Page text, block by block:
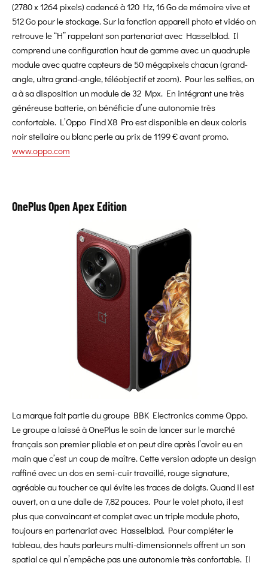
(2780 x 1264 pixels) cadencé à 120 Hz, 16 Go de mémoire vive et
512 Go pour le stockage. Sur la fonction appareil photo et vidéo on
retrouve le “H” rappelant son partenariat avec Hasselblad. Il
comprend une configuration haut de gamme avec un quadruple
module avec quatre capteurs de 50 mégapixels chacun (grand-
angle, ultra grand-angle, téléobjectif et zoom). Pour les selfies, on
a à sa disposition un module de 32 Mpx. En intégrant une très
généreuse batterie, on bénéficie d’une autonomie très
confortable. L’Oppo Find X8 Pro est disponible en deux coloris
noir stellaire ou blanc perle au prix de 1199 € avant promo.
www.oppo.com
OnePlus Open Apex Edition
La marque fait partie du groupe BBK Electronics comme Oppo.
Le groupe a laissé à OnePlus le soin de lancer sur le marché
français son premier pliable et on peut dire après l’avoir eu en
main que c’est un coup de maître. Cette version adopte un design
raffiné avec un dos en semi-cuir travaillé, rouge signature,
agréable au toucher ce qui évite les traces de doigts. Quand il est
ouvert, on a une dalle de 7,82 pouces. Pour le volet photo, il est
plus que convaincant et complet avec un triple module photo,
toujours en partenariat avec Hasselblad. Pour compléter le
tableau, des hauts parleurs multi-dimensionnels offrent un son
spatial ce qui n’empêche pas une autonomie très confortable. Il